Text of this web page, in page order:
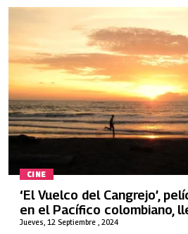
CINE
Jueves, 12 Septiembre , 2024
‘El Vuelco del Cangrejo’,
en el Pacífico colombiano,